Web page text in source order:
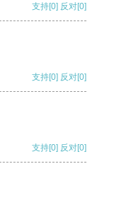
支持[0] 反对[0]
支持[0] 反对[0]
支持[0] 反对[0]